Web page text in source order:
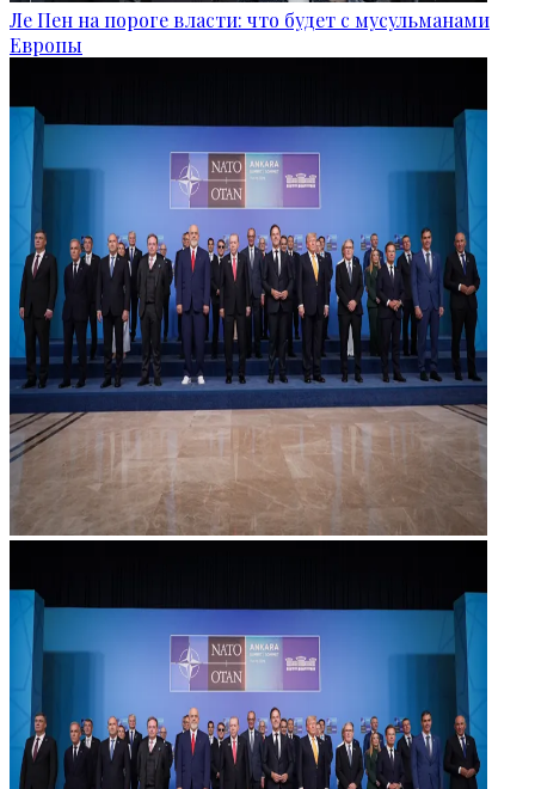
Ле Пен на пороге власти: что будет с мусульманами
Европы